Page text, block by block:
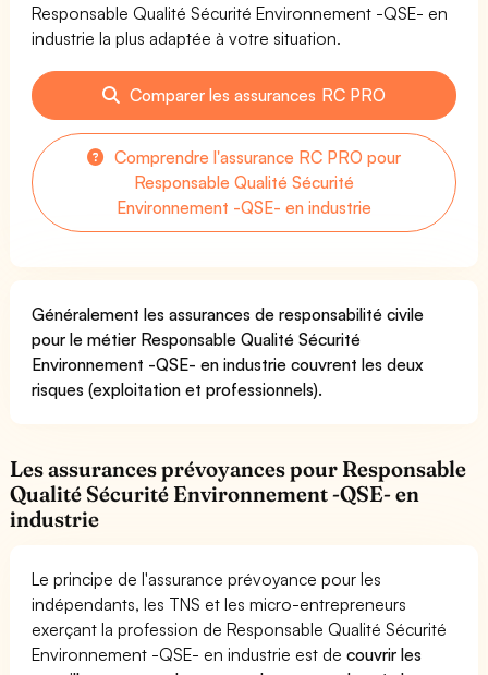
Responsable Qualité Sécurité Environnement -QSE- en
industrie la plus adaptée à votre situation.
Comparer les assurances RC PRO
Comprendre l'assurance RC PRO pour
Responsable Qualité Sécurité
Environnement -QSE- en industrie
Généralement les assurances de responsabilité civile
pour le métier Responsable Qualité Sécurité
Environnement -QSE- en industrie couvrent les deux
risques (exploitation et professionnels).
Les assurances prévoyances pour Responsable
Qualité Sécurité Environnement -QSE- en
industrie
Le principe de l'assurance prévoyance pour les
indépendants, les TNS et les micro-entrepreneurs
exerçant la profession de Responsable Qualité Sécurité
Environnement -QSE- en industrie est decouvrir les